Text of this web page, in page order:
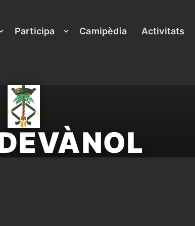
Participa Camipèdia Activitats